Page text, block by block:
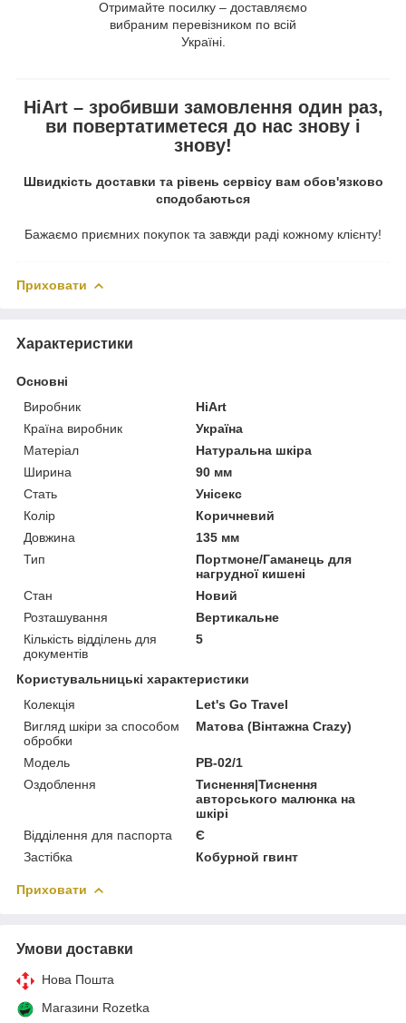
Отримайте посилку – доставляємо
вибраним перевізником по всій
Україні.
HiArt – зробивши замовлення один раз,
ви повертатиметеся до нас знову і
знову!
Швидкість доставки та рівень сервісу вам обов'язково
сподобаються
Бажаємо приємних покупок та завжди раді кожному клієнту!
Приховати
Характеристики
Основні
Виробник
HiArt
Країна виробник
Україна
Матеріал
Натуральна шкіра
Ширина
90 мм
Стать
Унісекс
Колір
Коричневий
Довжина
135 мм
Тип
Портмоне/Гаманець для
нагрудної кишені
Стан
Новий
Розташування
Вертикальне
Кількість відділень для
документів
5
Користувальницькі характеристики
Колекція
Let's Go Travel
Вигляд шкіри за способом
обробки
Матова (Вінтажна Crazy)
Модель
PB-02/1
Оздоблення
Тиснення|Тиснення
авторського малюнка на
шкірі
Відділення для паспорта
Є
Застібка
Кобурной гвинт
Приховати
Умови доставки
Нова Пошта
Магазини Rozetka